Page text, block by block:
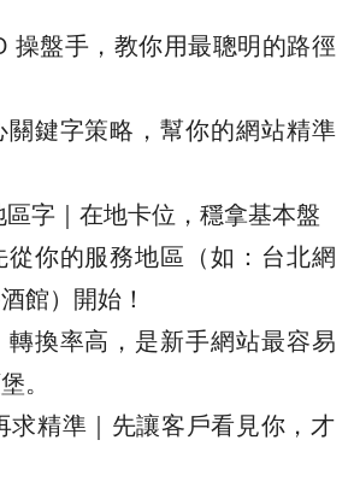
操盤手，教你用最聰明的路徑
鍵字策略，幫你的網站精準
字｜在地卡位，穩拿基本盤
你的服務地區（如：台北網
館）開始！
換率高，是新手網站最容易
。
精準｜先讓客戶看見你，才